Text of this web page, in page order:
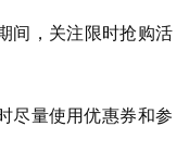
间，关注限时抢购活
尽量使用优惠券和参